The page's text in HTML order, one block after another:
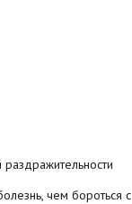
чем бороться с